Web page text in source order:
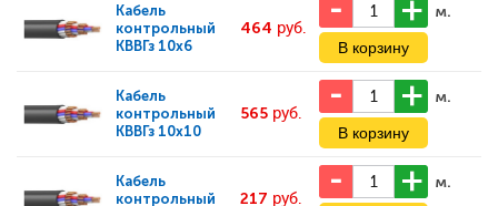
Кабель
контрольный
КВВГз 10х6
464 руб.
м.
Кабель
контрольный
КВВГз 10х10
565 руб.
м.
Кабель
контрольный
217 руб.
м.